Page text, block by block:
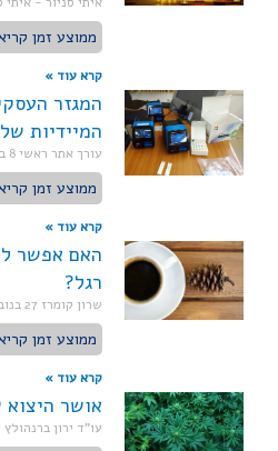
ממוצע זמן
קרא עוד »
המגזר
המיידיות
עורך אתר ראשי8 בדצמבר 2020
ממוצע זמן
קרא עוד »
האם אפשר
רגל?
שרון קומרז 27 בנובמבר 2018
ממוצע זמן
קרא עוד »
אושר
עו"ד ירון ברנהולץ